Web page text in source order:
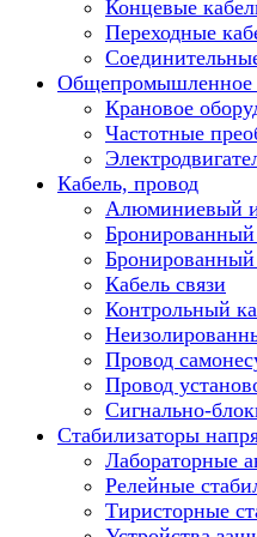
Концевые
Переходные
Общепромышленное
Крановое
Частотные
Кабель, провод
Алюминиевый
Бронированный
Бронированный
Кабель связи
Контрольный
Провод
Провод
Сигнально-
Стабилизаторы
Лабораторные
Релейные
Тиристорные